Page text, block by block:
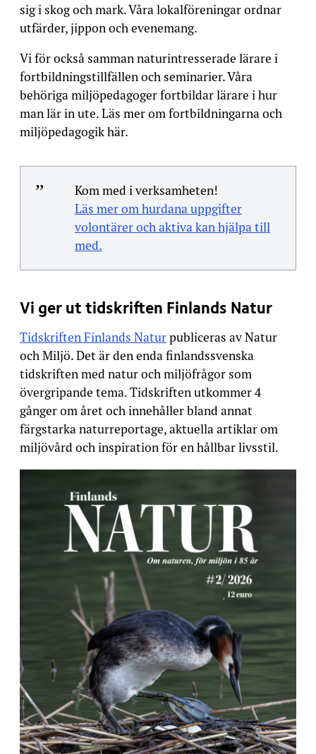
sig i skog och mark. Våra lokalföreningar ordnar
utfärder, jippon och evenemang.
Vi för också samman naturintresserade lärare i
fortbildningstillfällen och seminarier. Våra
behöriga miljöpedagoger fortbildar lärare i hur
man lär in ute. Läs mer om fortbildningarna och
miljöpedagogik här.
Kom med i verksamheten!
Läs mer om hurdana uppgifter
volontärer och aktiva kan hjälpa till
med.
Vi ger ut tidskriften Finlands Natur
Tidskriften Finlands Naturpubliceras av Natur
och Miljö. Det är den enda finlandssvenska
tidskriften med natur och miljöfrågor som
övergripande tema. Tidskriften utkommer 4
gånger om året och innehåller bland annat
färgstarka naturreportage, aktuella artiklar om
miljövård och inspiration för en hållbar livsstil.